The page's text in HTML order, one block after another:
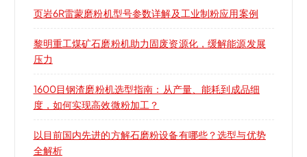
页岩6R雷蒙磨粉机型号参数详解及工业制粉应用案例
黎明重工煤矿石磨粉机助力固废资源化，缓解能源发展
压力
1600目钢渣磨粉机选型指南：从产量、能耗到成品细
度，如何实现高效微粉加工？
以目前国内先进的方解石磨粉设备有哪些？选型与优势
全解析